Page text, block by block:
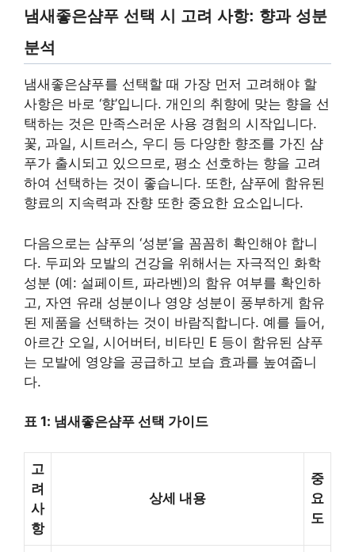
냄새좋은샴푸 선택 시 고려 사항: 향과 성분
분석
냄새좋은샴푸를 선택할 때 가장 먼저 고려해야 할
사항은 바로 ‘향’입니다. 개인의 취향에 맞는 향을 선
택하는 것은 만족스러운 사용 경험의 시작입니다.
꽃, 과일, 시트러스, 우디 등 다양한 향조를 가진 샴
푸가 출시되고 있으므로, 평소 선호하는 향을 고려
하여 선택하는 것이 좋습니다. 또한, 샴푸에 함유된
향료의 지속력과 잔향 또한 중요한 요소입니다.
다음으로는 샴푸의 ‘성분’을 꼼꼼히 확인해야 합니
다. 두피와 모발의 건강을 위해서는 자극적인 화학
성분 (예: 설페이트, 파라벤)의 함유 여부를 확인하
고, 자연 유래 성분이나 영양 성분이 풍부하게 함유
된 제품을 선택하는 것이 바람직합니다. 예를 들어,
아르간 오일, 시어버터, 비타민 E 등이 함유된 샴푸
는 모발에 영양을 공급하고 보습 효과를 높여줍니
다.
표 1: 냄새좋은샴푸 선택 가이드
고
려
사
항
상세 내용
중
요
도